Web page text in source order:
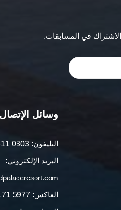
في المسابقات.
وسائل الإتصال
التليفون:0303
البريد الإلكتروني:
الفاكس:5977